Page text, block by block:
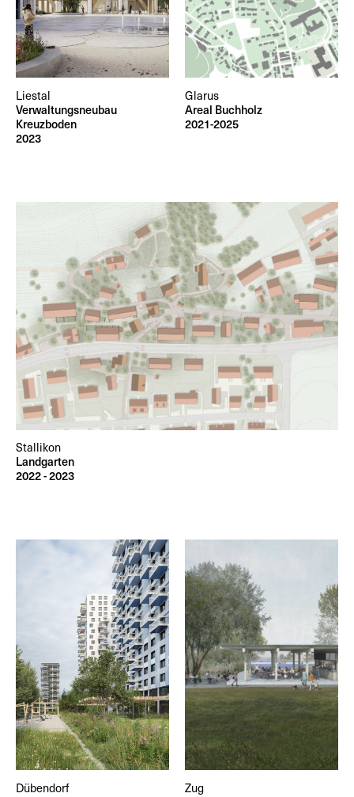
Liestal
Verwaltungsneubau
Kreuzboden
2023
Glarus
Areal Buchholz
2021-2025
Stallikon
Landgarten
2022 - 2023
Dübendorf
Zug